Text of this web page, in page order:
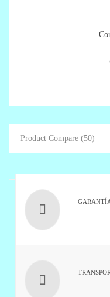
Product Compare (50)